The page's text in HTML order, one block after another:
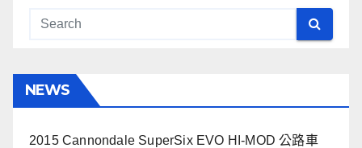
NEWS
2015 Cannondale SuperSix EVO HI-MOD 公路車